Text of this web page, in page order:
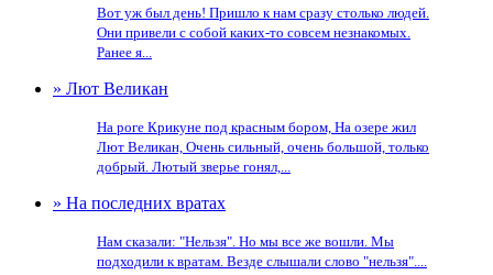
Вот уж был день! Пришло к нам сразу столько людей.
Они привели с собой каких-то совсем незнакомых.
Ранее я...
» Лют Великан
На роге Крикуне под красным бором, На озере жил
Лют Великан, Очень сильный, очень большой, только
добрый. Лютый зверье гонял,...
» На последних вратах
Нам сказали: "Нельзя". Но мы все же вошли. Мы
подходили к вратам. Везде слышали слово "нельзя"....